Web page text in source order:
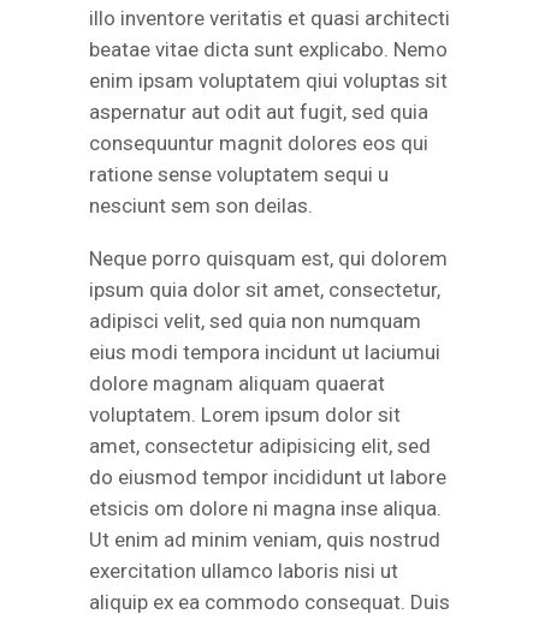
illo inventore veritatis et quasi architecti
beatae vitae dicta sunt explicabo. Nemo
enim ipsam voluptatem qiui voluptas sit
aspernatur aut odit aut fugit, sed quia
consequuntur magnit dolores eos qui
ratione sense voluptatem sequi u
nesciunt sem son deilas.
Neque porro quisquam est, qui dolorem
ipsum quia dolor sit amet, consectetur,
adipisci velit, sed quia non numquam
eius modi tempora incidunt ut laciumui
dolore magnam aliquam quaerat
voluptatem. Lorem ipsum dolor sit
amet, consectetur adipisicing elit, sed
do eiusmod tempor incididunt ut labore
etsicis om dolore ni magna inse aliqua.
Ut enim ad minim veniam, quis nostrud
exercitation ullamco laboris nisi ut
aliquip ex ea commodo consequat. Duis